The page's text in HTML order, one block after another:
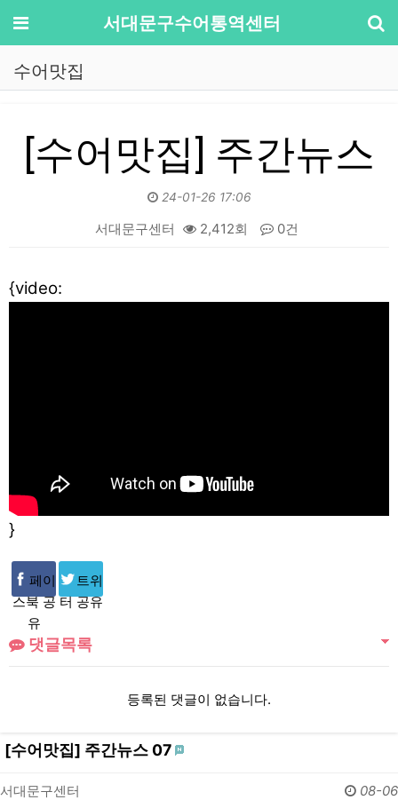
메뉴 서대문구수어통역센터
수어맛집
[수어맛집] 주간뉴스
24-01-26 17:06
서대문구센터 2,412회 0건
본문
{video:
}
페이
스북 공
유
트위
터 공유
댓글목록
등록된 댓글이 없습니다.
[수어맛집] 주간뉴스 07
서대문구센터 08-06